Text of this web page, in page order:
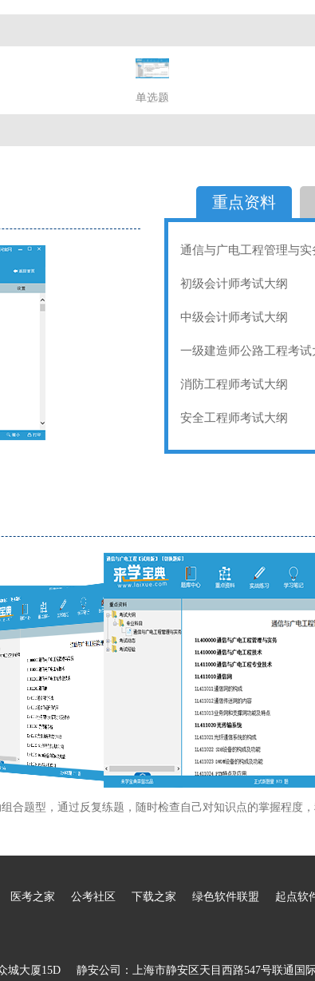
单选题
选择题
重点资料
通信与广电工程管理与实
初级会计师考试大纲
中级会计师考试大纲
一级建造师公路工程考试
消防工程师考试大纲
安全工程师考试大纲
合题型，通过反复练题，随时检查自己对知识点的掌握程度
医考之家 公考社区 下载之家 绿色软件联盟 起点软
城大厦15D 静安公司：上海市静安区天目西路547号联通国